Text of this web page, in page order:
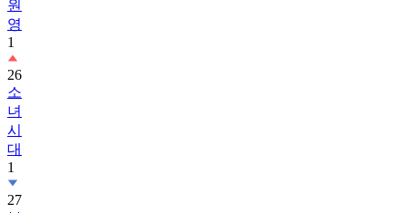
1
26
소
녀
시
대
1
27
보
이